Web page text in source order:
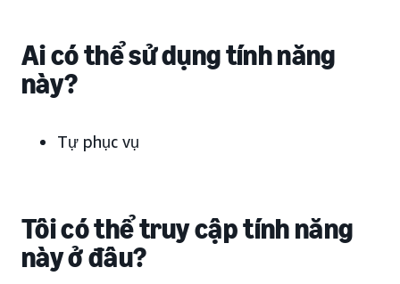
Ai có thể sử dụng tính năng
này?
Tự phục vụ
Tôi có thể truy cập tính năng
này ở đâu?